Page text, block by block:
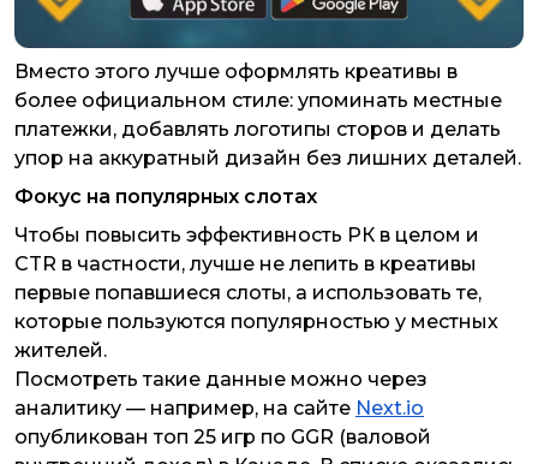
Вместо этого лучше оформлять креативы в
более официальном стиле: упоминать местные
платежки, добавлять логотипы сторов и делать
упор на аккуратный дизайн без лишних деталей.
Фокус на популярных слотах
Чтобы повысить эффективность РК в целом и
CTR в частности, лучше не лепить в креативы
первые попавшиеся слоты, а использовать те,
которые пользуются популярностью у местных
жителей.
Посмотреть такие данные можно через
аналитику — например, на сайте Next.io
опубликован топ 25 игр по GGR (валовой